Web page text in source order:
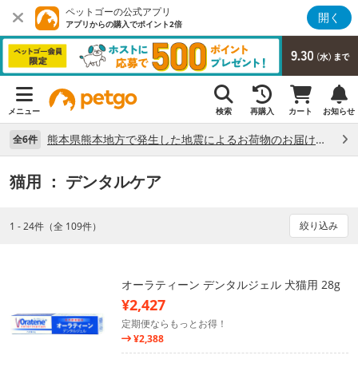
ペットゴーの公式アプリ
アプリからの購入でポイント2倍 開く
メニュー 検索 再購入 カート お知らせ
全6件 熊本県熊本地方で発生した地震によるお荷物のお届け状況について （7/28）
猫用 ： デンタルケア
1 - 24件（全 109件） 絞り込み
オーラティーン デンタルジェル 犬猫用 28g
¥2,427
定期便ならもっとお得！
¥2,388